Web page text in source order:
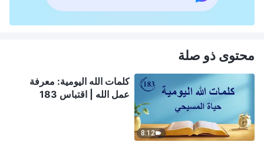
محتوى ذو صلة
8:12
كلمات الله اليومية: معرفة
عمل الله | اقتباس 183